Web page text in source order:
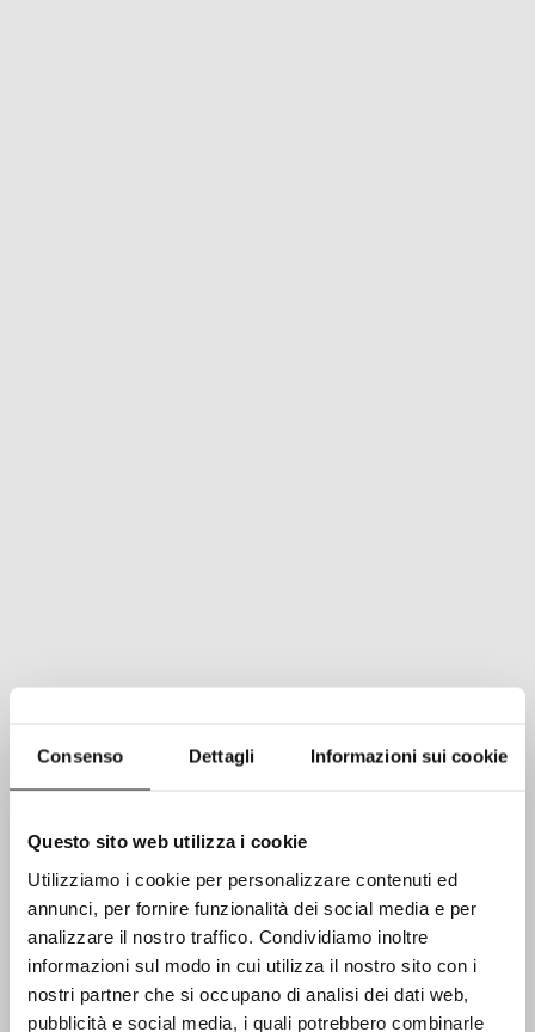
Consenso Dettagli Informazioni sui cookie
Questo sito web utilizza i cookie
Utilizziamo i cookie per personalizzare contenuti ed
annunci, per fornire funzionalità dei social media e per
analizzare il nostro traffico. Condividiamo inoltre
informazioni sul modo in cui utilizza il nostro sito con i
nostri partner che si occupano di analisi dei dati web,
pubblicità e social media, i quali potrebbero combinarle